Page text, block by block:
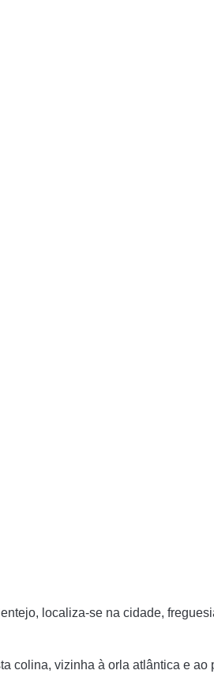
localiza-se na cidade,
colina, vizinha à orla atlântica e